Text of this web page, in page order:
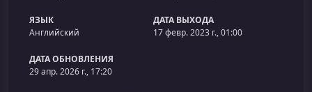
ЯЗЫК
Английский
ДАТА ВЫХОДА
17 февр. 2023 г., 01:00
ДАТА ОБНОВЛЕНИЯ
29 апр. 2026 г., 17:20